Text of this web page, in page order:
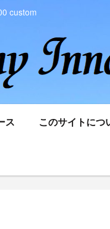
custom
ス このサイトにつ